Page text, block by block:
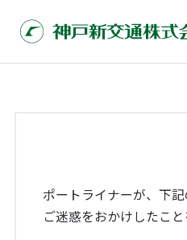
ポートライナーが、下
ご迷惑をおかけしたこと